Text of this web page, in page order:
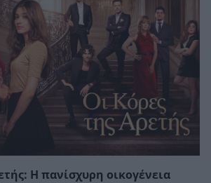
Η πανίσχυρη οικογένεια